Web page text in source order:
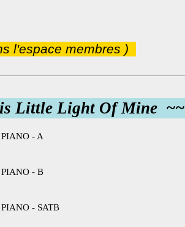
l'espace membres )
Little Light Of Mine ~~
PIANO - A
PIANO - B
PIANO - SATB